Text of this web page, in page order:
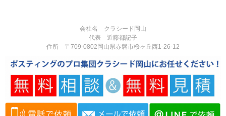
会社名 クラシード岡山
代表 近藤都記子
住所 〒709-0802岡山県赤磐市桜ヶ丘西1-26-12
営業時間:8:00-17:00
定休日:不定休
Copyright© 岡山県赤磐市で反響実績多数のポスティング専門の広告代理
店｜チラシ・広告制作・ポスティングなら「クラシード岡山」 , 2026 All
Rights Reserved.